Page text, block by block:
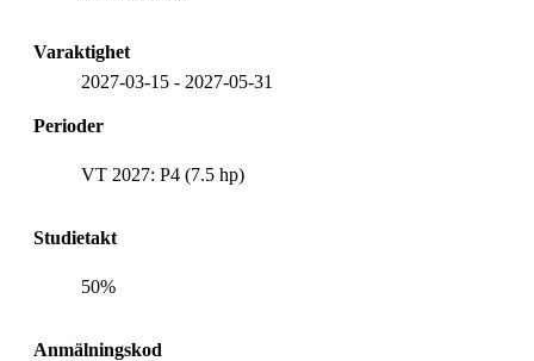
Varaktighet
2027-03-15 - 2027-05-31
Perioder
VT 2027: P4 (7.5 hp)
Studietakt
50%
Anmälningskod